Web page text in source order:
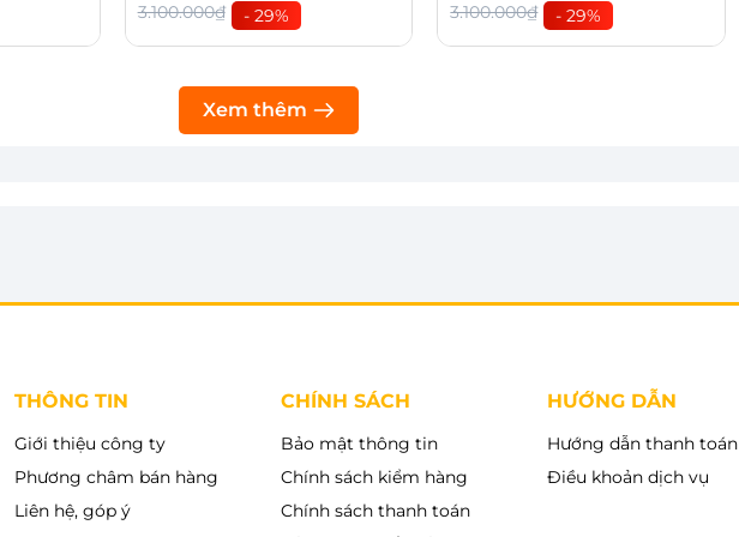
đứng Panasonic F-409K có chất liệu nhựa cao
người dùng sử dụng bền lâu, dễ dàng vệ sinh
phù hợp với từng nhu cầu sử dụng, thuận tiện di
3.100.000₫ - 29% 3.100.000₫ - 29%
Xem thêm
THÔNG TIN
Giới thiệu công ty
Phương châm bán hàng
Liên hệ, góp ý
CHÍNH SÁCH
Bảo mật thông tin
Chính sách kiểm hàng
Chính sách thanh toán
HƯỚNG DẪN
Hướng dẫn thanh toán
Điều khoản dịch vụ